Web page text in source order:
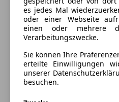
es jedes Mal
oder einer Webseite
einen oder mehrere
Verarbeitungszwecke.
Sie können Ihre
erteilte Einwilligungen
unserer
besuchen.